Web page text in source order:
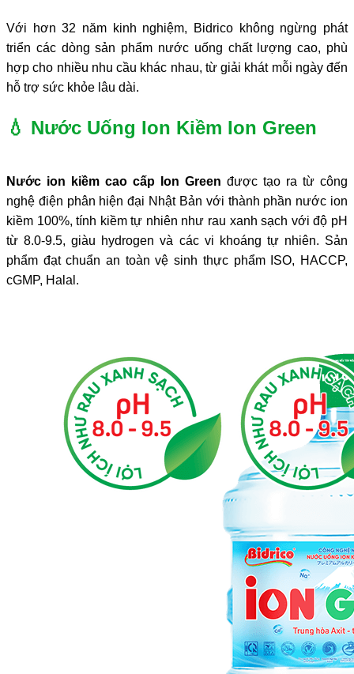
Với hơn 32 năm kinh nghiệm, Bidrico không ngừng phát
triển các dòng sản phẩm nước uống chất lượng cao, phù
hợp cho nhiều nhu cầu khác nhau, từ giải khát mỗi ngày đến
hỗ trợ sức khỏe lâu dài.
💧 Nước Uống Ion Kiềm Ion Green
Nước ion kiềm cao cấp Ion Green được tạo ra từ công
nghệ điện phân hiện đại Nhật Bản với thành phần nước ion
kiềm 100%, tính kiềm tự nhiên như rau xanh sạch với độ pH
từ 8.0-9.5, giàu hydrogen và các vi khoáng tự nhiên. Sản
phẩm đạt chuẩn an toàn vệ sinh thực phẩm ISO, HACCP,
cGMP, Halal.